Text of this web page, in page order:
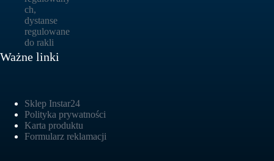
Ważne linki
Sklep Instar24
Polityka prywatności
Karta produktu
Formularz reklamacji